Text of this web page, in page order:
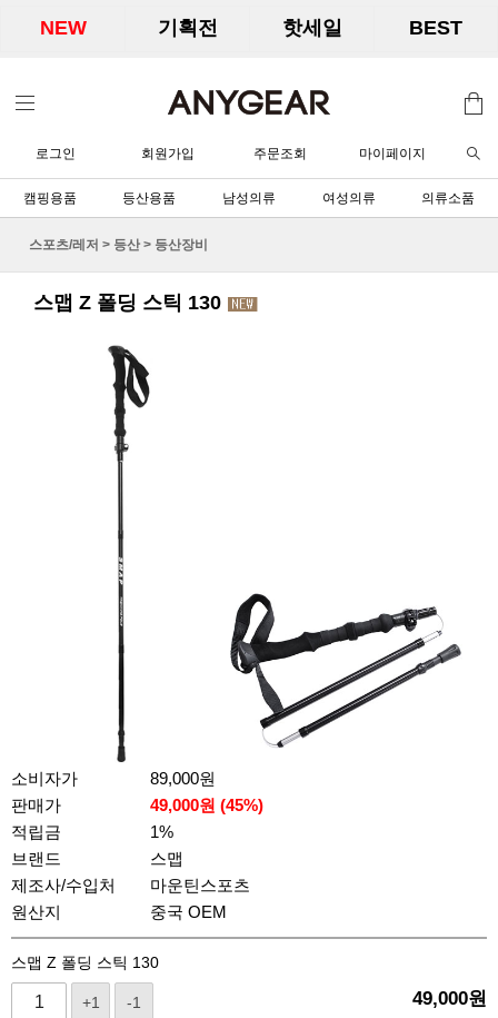
NEW 기획전 핫세일 BEST
로그인 회원가입 주문조회 마이페이지
캠핑용품 등산용품 남성의류 여성의류 의류소품
스포츠/레저 > 등산 > 등산장비
스맵 Z 폴딩 스틱 130
소비자가
89,000원
판매가
49,000원 (45%)
적립금
1%
브랜드
스맵
제조사/수입처
마운틴스포츠
원산지
중국 OEM
스맵 Z 폴딩 스틱 130
+1 -1 49,000원